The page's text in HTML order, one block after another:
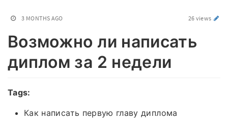
3 MONTHS AGO 26 views
Возможно ли написать
диплом за 2 недели
Tags:
Как написать первую главу диплома